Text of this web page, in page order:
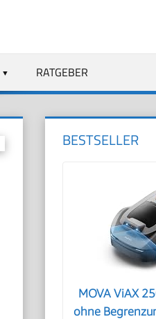
RATGEBER
BESTSELLER
MOVA ViAX
ohne